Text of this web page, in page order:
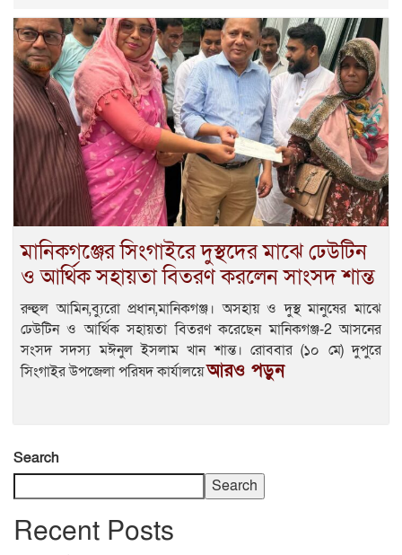
মানিকগঞ্জের সিংগাইরে দুস্থদের মাঝে ঢেউটিন
ও আর্থিক সহায়তা বিতরণ করলেন সাংসদ শান্ত
রুহুল আমিন,ব্যুরো প্রধান,মানিকগঞ্জ। অসহায় ও দুস্থ মানুষের মাঝে
ঢেউটিন ও আর্থিক সহায়তা বিতরণ করেছেন মানিকগঞ্জ-2 আসনের
সংসদ সদস্য মঈনুল ইসলাম খান শান্ত। রোববার (১০ মে) দুপুরে
সিংগাইর উপজেলা পরিষদ কার্যালয়েআরও পড়ুন
Search
Search
Recent Posts